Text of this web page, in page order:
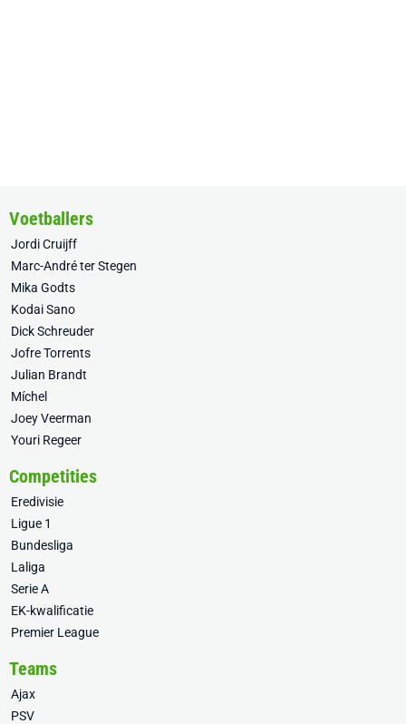
Voetballers
Jordi Cruijff
Marc-André ter Stegen
Mika Godts
Kodai Sano
Dick Schreuder
Jofre Torrents
Julian Brandt
Míchel
Joey Veerman
Youri Regeer
Competities
Eredivisie
Ligue 1
Bundesliga
Laliga
Serie A
EK-kwalificatie
Premier League
Teams
Ajax
PSV